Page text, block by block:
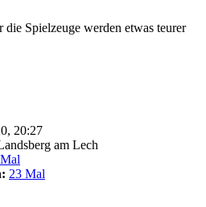
Spielzeuge werden etwas teurer
20:27
am Lech
23 Mal